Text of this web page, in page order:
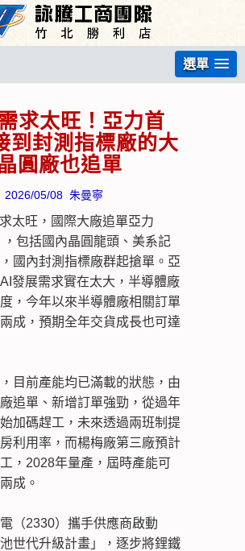
選單
求太旺！亞力首
到封測指標廠的大
圓廠也追單
2026/05/08 朱曼寧
太旺，國際大廠追單亞力
，包括國內晶圓龍頭、美系記
國內封測指標廠群起搶單。亞
發展需求實在太大，半導體廠
，今年以來半導體廠相關訂單
成，預期全年交貨成長也可達
目前產能均已滿載的狀態，由
追單、新增訂單強勁，從過年
加碼趕工，未來透過兩班制提
利用率，而楊梅廠第三廠預計
，2028年量產，屆時產能可
成。
（2330）攜手供應商啟動
池世代升級計畫」，逐步將鋰鐵